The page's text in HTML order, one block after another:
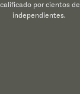
por cientos
independientes.